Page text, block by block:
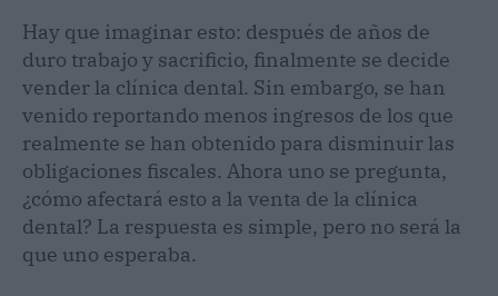
Hay que imaginar esto: después de años de
duro trabajo y sacrificio, finalmente se decide
vender la clínica dental. Sin embargo, se han
venido reportando menos ingresos de los que
realmente se han obtenido para disminuir las
obligaciones fiscales. Ahora uno se pregunta,
¿cómo afectará esto a la venta de la clínica
dental? La respuesta es simple, pero no será la
que uno esperaba.